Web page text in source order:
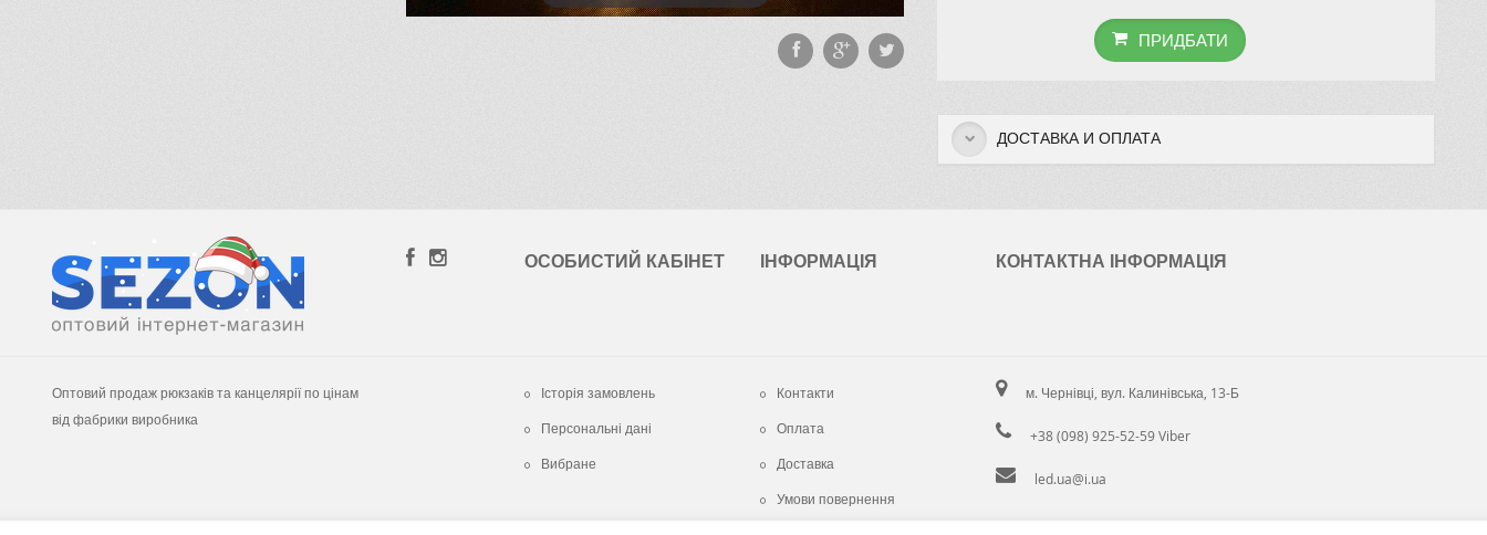
ПРИДБАТИ
ДОСТАВКА И ОПЛАТА
ОСОБИСТИЙ КАБІНЕТ ІНФОРМАЦІЯ КОНТАКТНА ІНФОРМАЦІЯ
Оптовий продаж рюкзаків та канцелярії по цінам
від фабрики виробника
Історія замовлень
Персональні дані
Вибране
Контакти
Оплата
Доставка
Умови повернення
м. Чернівці, вул. Калинівська, 13-Б
+38 (098) 925-52-59 Viber
led.ua@i.ua